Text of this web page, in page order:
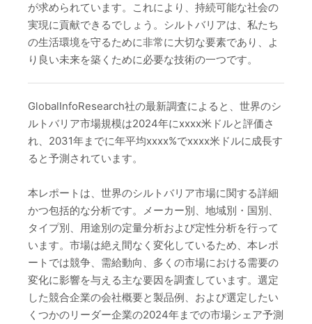
が求められています。これにより、持続可能な社会の
実現に貢献できるでしょう。シルトバリアは、私たち
の生活環境を守るために非常に大切な要素であり、よ
り良い未来を築くために必要な技術の一つです。
GlobalInfoResearch社の最新調査によると、世界のシ
ルトバリア市場規模は2024年にxxxx米ドルと評価さ
れ、2031年までに年平均xxxx%でxxxx米ドルに成長す
ると予測されています。
本レポートは、世界のシルトバリア市場に関する詳細
かつ包括的な分析です。メーカー別、地域別・国別、
タイプ別、用途別の定量分析および定性分析を行って
います。市場は絶え間なく変化しているため、本レポ
ートでは競争、需給動向、多くの市場における需要の
変化に影響を与える主な要因を調査しています。選定
した競合企業の会社概要と製品例、および選定したい
くつかのリーダー企業の2024年までの市場シェア予測